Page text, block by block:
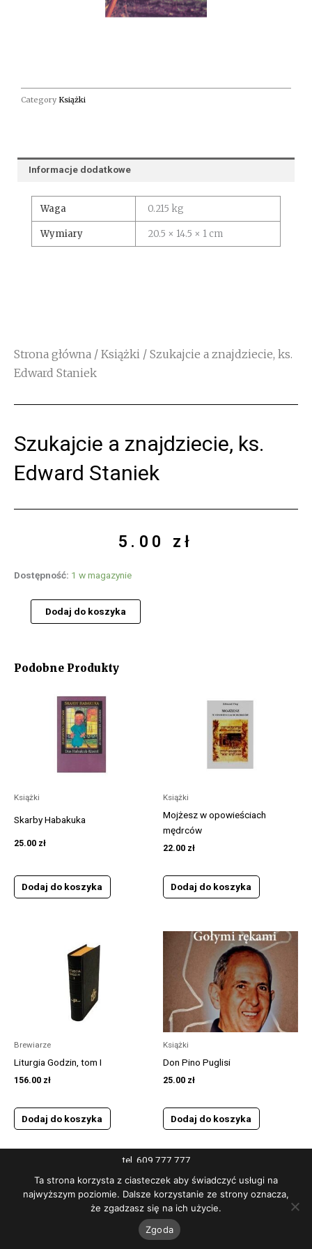
Category Książki
Informacje dodatkowe
Waga 0.215 kg
Wymiary 20.5 × 14.5 × 1 cm
Strona główna / Książki / Szukajcie a znajdziecie, ks.
Edward Staniek
Szukajcie a znajdziecie, ks.
Edward Staniek
5.00 zł
Dostępność: 1 w magazynie
ilość
znajdziecie,
Staniek
Dodaj do koszyka
Podobne Produkty
Książki
Skarby Habakuka
25.00 zł
Dodaj do koszyka
Książki
Mojżesz w opowieściach
mędrców
22.00 zł
Dodaj do koszyka
Brewiarze
Liturgia Godzin, tom I
156.00 zł
Dodaj do koszyka
Książki
Don Pino Puglisi
25.00 zł
Dodaj do koszyka
tel. 609 777 777
pn-pt 10:00-17:00
adres e-mail: sklep@centrumliturgiczne.pl
© 2024 Centrum Liturgiczne
Ta strona korzysta z ciasteczek aby świadczyć usługi na
najwyższym poziomie. Dalsze korzystanie ze strony oznacza,
że zgadzasz się na ich użycie.
Zgoda